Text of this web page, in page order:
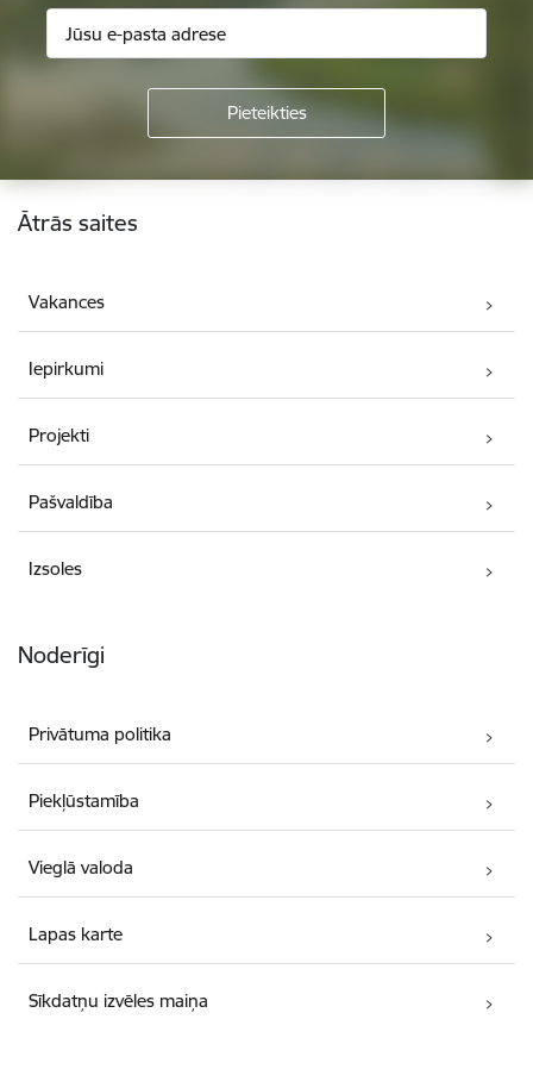
Kājene
Ātrās saites
Vakances
Iepirkumi
Projekti
Pašvaldība
Izsoles
Noderīgi
Privātuma politika
Piekļūstamība
Vieglā valoda
Lapas karte
Sīkdatņu izvēles maiņa